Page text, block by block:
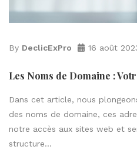
By DeclicExPro 16 août
Les Noms de Domaine :
Dans cet article, nous
des noms de domaine, ces
notre accès aux sites web et
structure...